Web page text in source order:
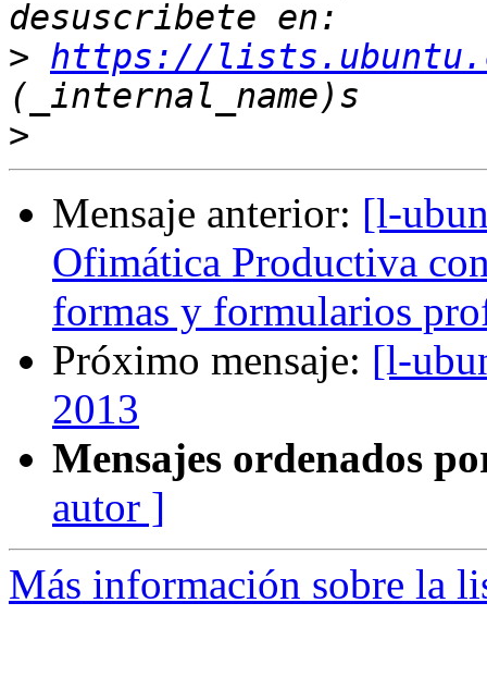
> https://
>
Mensaje anterior: [l-
Ofimática Productiva
formas y formularios
Próximo mensaje: [l-
2013
Mensajes ordenados
autor ]
Más información sobre la